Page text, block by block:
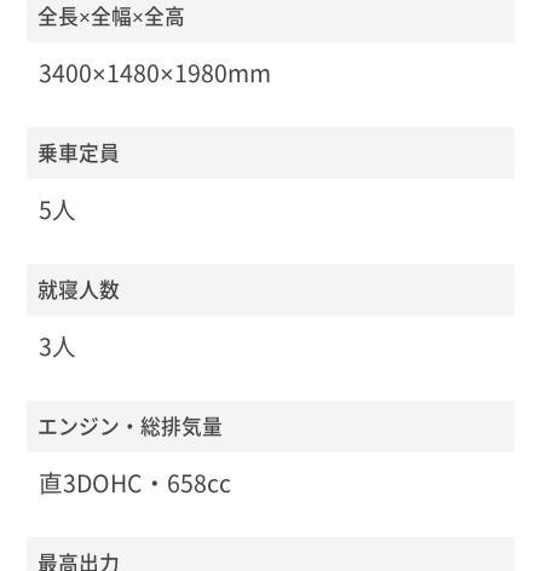
全長×全幅×全高
3400×1480×1980mm
乗車定員
5人
就寝人数
3人
エンジン・総排気量
直3DOHC・658cc
最高出力